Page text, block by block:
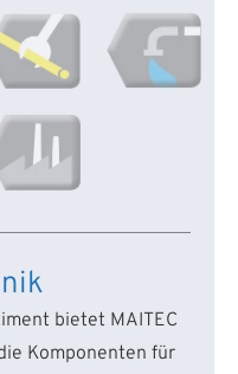
bietet MAITEC
Komponenten für